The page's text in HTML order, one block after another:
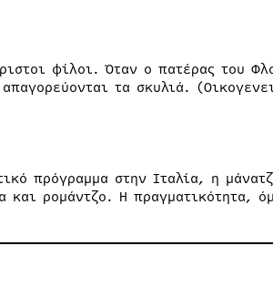
φίλοι. Όταν ο πατέρας του
τα σκυλιά.
πρόγραμμα στην Ιταλία, η
και ρομάντζο. Η πραγματικότητα,